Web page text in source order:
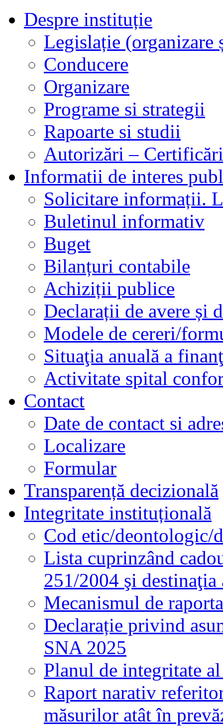
Despre instituție
Legislație
Conducere
Organizare
Programe si strategii
Rapoarte si studii
Autorizări –
Informatii de interes
Solicitare informații.
Buletinul informativ
Buget
Bilanțuri contabile
Achiziții publice
Declarații de avere și
Modele de cereri/
Situaţia anuală a
Activitate spital
Contact
Date de contact si
Localizare
Formular
Transparență decizională
Integritate instituțională
Cod etic/deontologic/
Lista cuprinzând
251/2004 şi destinaţia
Mecanismul de
Declarație privind
SNA 2025
Planul de integritate
Raport narativ
măsurilor atât în